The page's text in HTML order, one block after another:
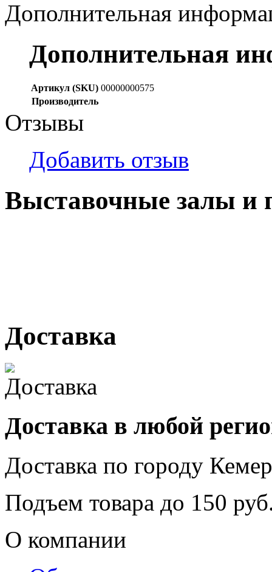
Дополнительная
Дополнительная
Артикул (SKU) 00000000575
Производитель
Отзывы
Добавить отзыв
Выставочные залы и
Доставка
Доставка в любой
Доставка по городу
Подъем товара до 150
О компании